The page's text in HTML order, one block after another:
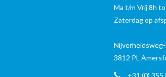
Ma t/m Vrij 8h
Zaterdag op
3812 PL